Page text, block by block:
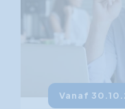
Vanaf